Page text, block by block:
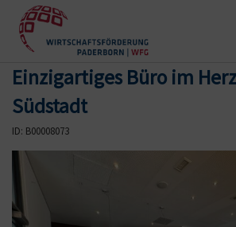
Einzigartiges Büro im
Südstadt
ID: B00008073